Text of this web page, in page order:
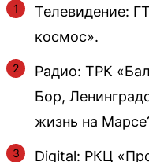
Телевидение:
космос».
Радио: ТРК
Бор,
жизнь на
Digital: РКЦ